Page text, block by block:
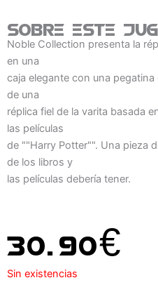
Sobre este
Noble Collection presenta la
en una
caja elegante con una
de una
réplica fiel de la varita basada
las películas
de ""Harry Potter"". Una pieza
de los libros y
las películas debería tener.
30.90€
Sin existencias